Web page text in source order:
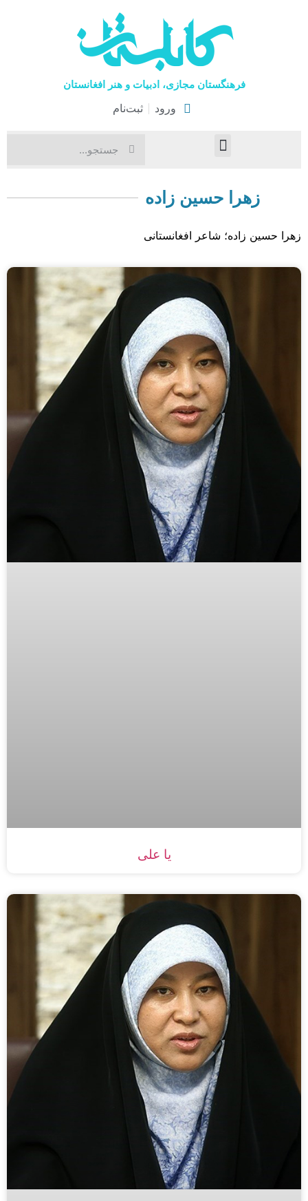
فرهنگستان مجازی، ادبیات و هنر افغانستان
ورود ثبت‌نام
زهرا حسین زاده
زهرا حسین زاده؛ شاعر افغانستانی
یا علی